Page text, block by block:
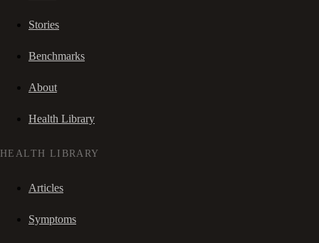
Stories
Benchmarks
About
Health Library
HEALTH LIBRARY
Articles
Symptoms